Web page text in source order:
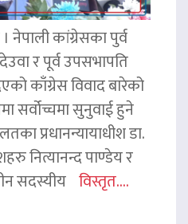
नेपाली कांग्रेसका पुर्व
र पूर्व उपसभापति
काँग्रेस विवाद बारेको
सर्वोच्चमा सुनुवाई हुने
प्रधानन्यायाधीश डा.
नित्यानन्द पाण्डेय र
सदस्यीय विस्तृत....